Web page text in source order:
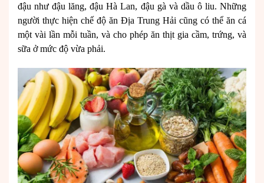
đậu như đậu lăng, đậu Hà Lan, đậu gà và dầu ô liu. Những
người thực hiện chế độ ăn Địa Trung Hải cũng có thể ăn cá
một vài lần mỗi tuần, và cho phép ăn thịt gia cầm, trứng, và
sữa ở mức độ vừa phải.